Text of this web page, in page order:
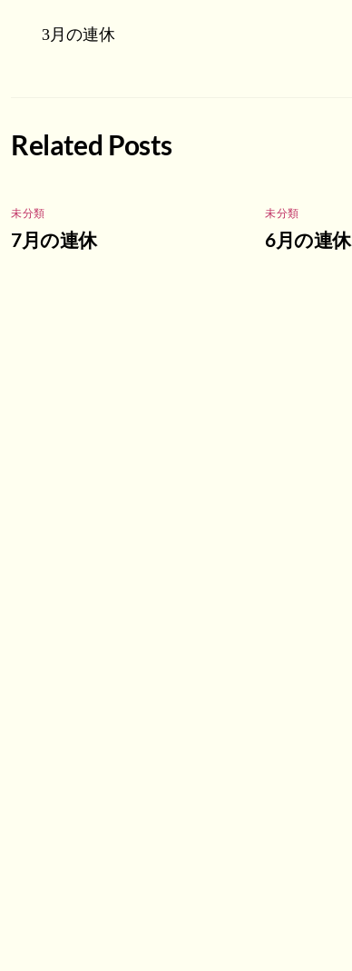
3月の連休
Related Posts
未分類
7月の連休
未分類
6月の連休